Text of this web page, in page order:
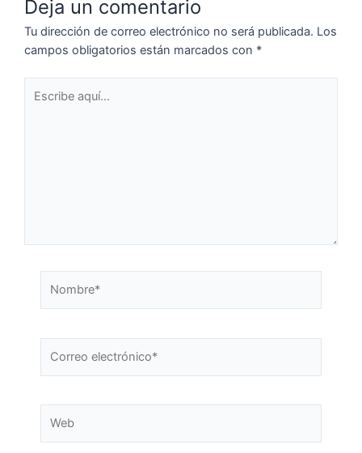
Deja un comentario
Tu dirección de correo electrónico no será publicada. Los
campos obligatorios están marcados con *